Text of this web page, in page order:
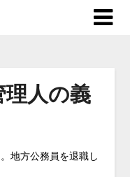
人の義
地方公務員を退職し